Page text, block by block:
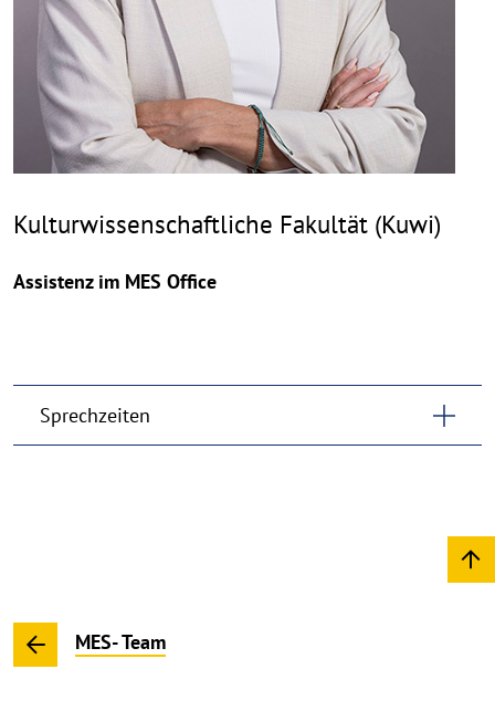
Kulturwissenschaftliche Fakultät (Kuwi)
Assistenz im MES Office
Sprechzeiten
MES- Team